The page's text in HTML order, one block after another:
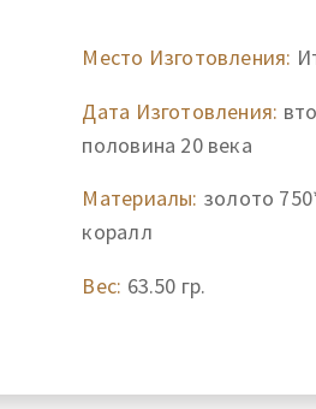
Место Изготовления:
Дата Изготовления:
половина 20 века
Материалы: золото
коралл
Вес: 63.50 гр.